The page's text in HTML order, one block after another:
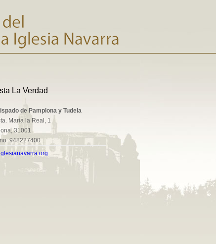
La Verdad
de Pamplona y Tudela
María la Real, 1
31001
948227400